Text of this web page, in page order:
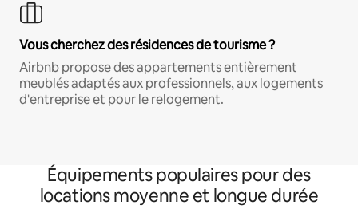
Vous cherchez des résidences de tourisme ?
Airbnb propose des appartements entièrement
meublés adaptés aux professionnels, aux logements
d'entreprise et pour le relogement.
Équipements populaires pour des
locations moyenne et longue durée